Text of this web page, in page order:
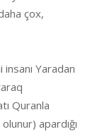
çox,
Yaradan
Quranla
apardığı